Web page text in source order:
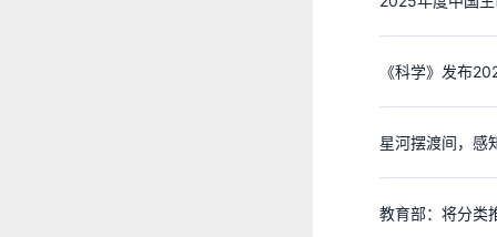
《科学》发布
星河摆渡间，感
教育部：将分类